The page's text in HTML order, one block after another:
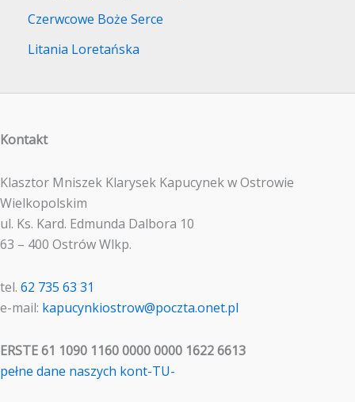
Czerwcowe Boże Serce
Litania Loretańska
Kontakt
Klasztor Mniszek Klarysek Kapucynek w Ostrowie
Wielkopolskim
ul. Ks. Kard. Edmunda Dalbora 10
63 – 400 Ostrów Wlkp.
tel. 62 735 63 31
e-mail: kapucynkiostrow@poczta.onet.pl
ERSTE 61 1090 1160 0000 0000 1622 6613
pełne dane naszych kont-TU-